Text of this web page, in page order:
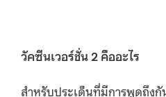
วัคซีนเวอร์ชั่น 2 คืออะไร
สำหรับประเด็นที่มีการพูดถึงกั